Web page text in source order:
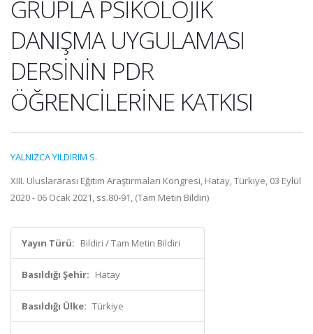
GRUPLA PSİKOLOJİK
DANIŞMA UYGULAMASI
DERSİNİN PDR
ÖĞRENCİLERİNE KATKISI
YALNIZCA YILDIRIM S.
XIII. Uluslararası Eğitim Araştırmaları Kongresi, Hatay, Türkiye, 03 Eylül
2020 - 06 Ocak 2021, ss.80-91, (Tam Metin Bildiri)
Yayın Türü: Bildiri / Tam Metin Bildiri
Basıldığı Şehir: Hatay
Basıldığı Ülke: Türkiye